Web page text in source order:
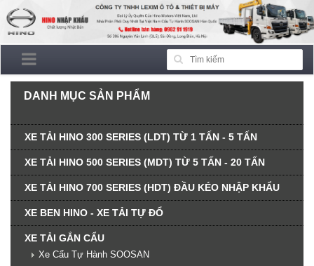
DANH MỤC SẢN PHẨM
XE TẢI HINO 300 SERIES (LDT) TỪ 1 TẤN - 5 TẤN
XE TẢI HINO 500 SERIES (MDT) TỪ 5 TẤN - 20 TẤN
XE TẢI HINO 700 SERIES (HDT) ĐẦU KÉO NHẬP KHẨU
XE BEN HINO - XE TẢI TỰ ĐỔ
XE TẢI GẮN CẨU
Xe Cẩu Tự Hành SOOSAN